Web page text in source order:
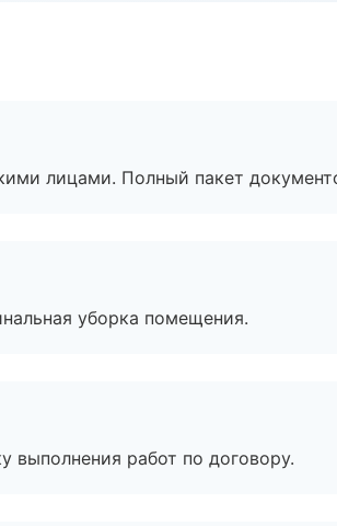
лицами. Полный пакет
уборка помещения.
выполнения работ по договору.